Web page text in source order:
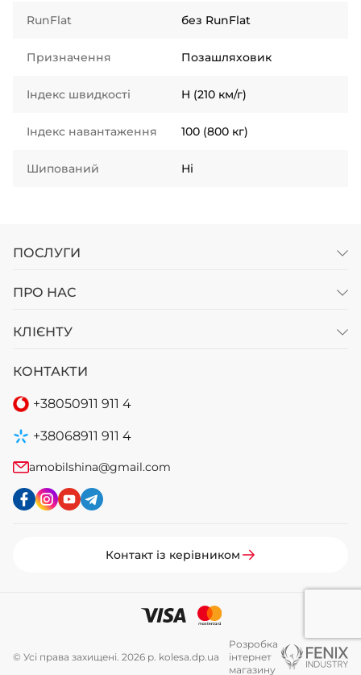
RunFlat без RunFlat
Призначення Позашляховик
Індекс швидкості H (210 км/г)
Індекс навантаження 100 (800 кг)
Шипований Ні
ПОСЛУГИ
ПРО НАС
КЛІЄНТУ
КОНТАКТИ
+38050911 911 4
+38068911 911 4
amobilshina@gmail.com
Контакт із керівником
© Усі права захищені. 2026 р. kolesa.dp.ua
Розробка
інтернет
магазину